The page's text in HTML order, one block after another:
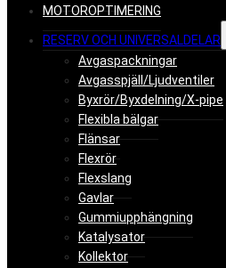
MOTOROPTIMERING
RESERV OCH UNIVERSALDELAR
Avgaspackningar
Avgasspjäll/Ljudventiler
Byxrör/Byxdelning/X-pipe
Flexibla bälgar
Flänsar
Flexrör
Flexslang
Gavlar
Gummiupphängning
Katalysator
Kollektor